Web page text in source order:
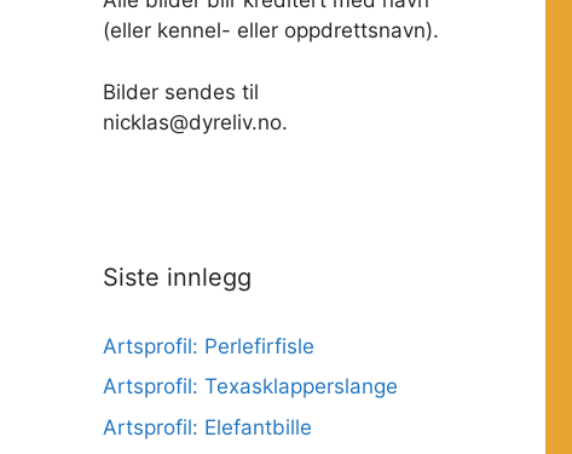
(eller kennel- eller oppdrettsnavn).
Bilder sendes til
nicklas@dyreliv.no.
Siste innlegg
Artsprofil: Perlefirfisle
Artsprofil: Texasklapperslange
Artsprofil: Elefantbille